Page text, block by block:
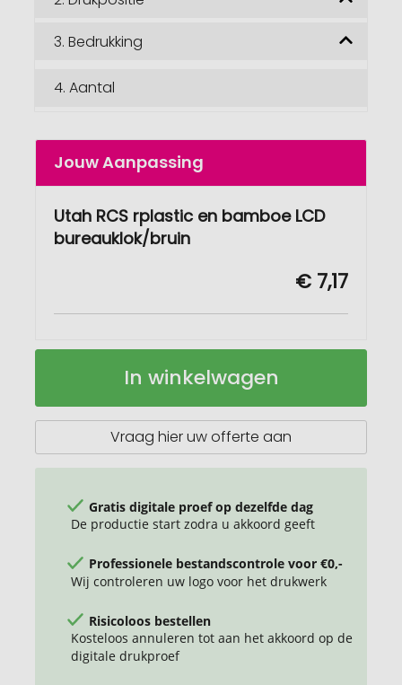
3. Bedrukking
4. Aantal
Jouw Aanpassing
Utah RCS rplastic en bamboe LCD
bureauklok/bruin
€ 7,17
Utah
en
Op
In winkelwagen
Vraag hier uw offerte aan
Gratis digitale proef op dezelfde dag
De productie start zodra u akkoord geeft
Professionele bestandscontrole voor €0,-
Wij controleren uw logo voor het drukwerk
Risicoloos bestellen
Kosteloos annuleren tot aan het akkoord op de
digitale drukproef